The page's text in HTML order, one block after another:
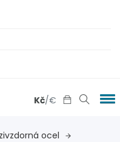
Kč/€
ocel